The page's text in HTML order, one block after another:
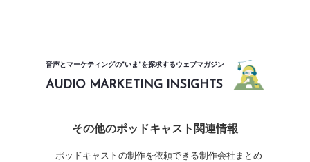
音声とマーケティングの"いま"を探求するウェブマガジン
AUDIO MARKETING INSIGHTS
その他のポッドキャスト関連情報
ポッドキャストの制作を依頼できる制作会社まとめ